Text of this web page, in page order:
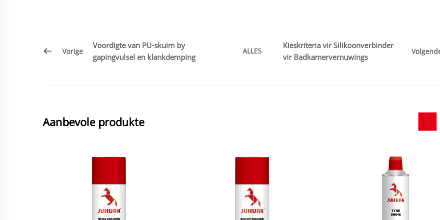
Vorige
Voordigte van PU-skuim by
gapingvulsel en klankdemping
ALLES
Kieskriteria vir Silikoonverbinder
vir Badkamervernuwings
Aanbevole produkte